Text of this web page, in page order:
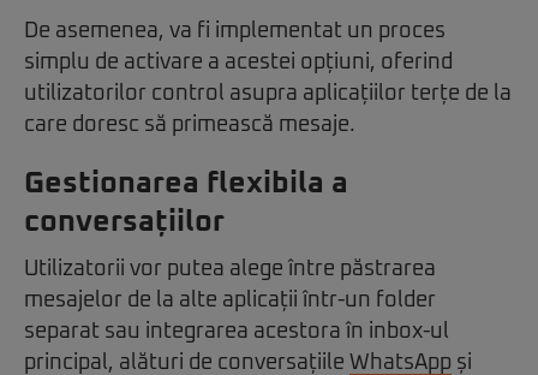
De asemenea, va fi implementat un proces
simplu de activare a acestei opțiuni, oferind
utilizatorilor control asupra aplicațiilor terțe de la
care doresc să primească mesaje.
Gestionarea flexibila a
conversațiilor
Utilizatorii vor putea alege între păstrarea
mesajelor de la alte aplicații într-un folder
separat sau integrarea acestora în inbox-ul
principal, alături de conversațiile WhatsApp și